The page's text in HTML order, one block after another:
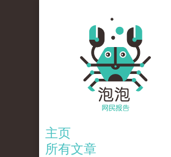
主页
所有文章